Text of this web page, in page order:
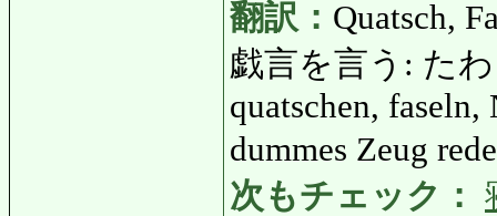
翻訳： Quatsch,
戯言を言う: た
quatschen, faseln,
dummes Zeug
次もチェック：